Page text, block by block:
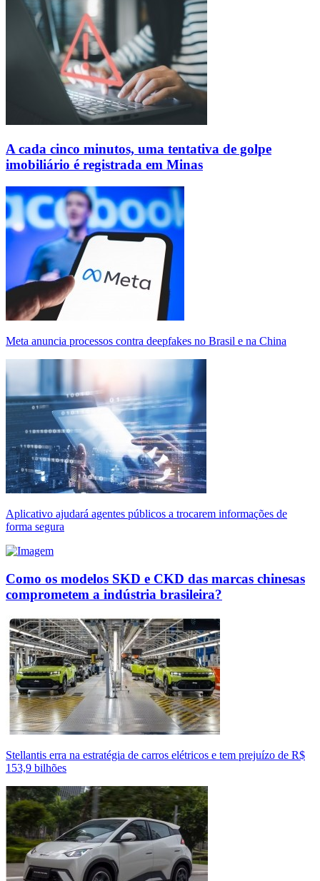
A cada cinco minutos, uma tentativa de golpe
imobiliário é registrada em Minas
Meta anuncia processos contra deepfakes no Brasil e na China
Aplicativo ajudará agentes públicos a trocarem informações de
forma segura
Como os modelos SKD e CKD das marcas chinesas
comprometem a indústria brasileira?
Stellantis erra na estratégia de carros elétricos e tem prejuízo de R$
153,9 bilhões